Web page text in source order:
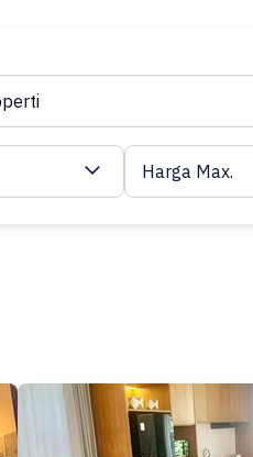
Harga Max.